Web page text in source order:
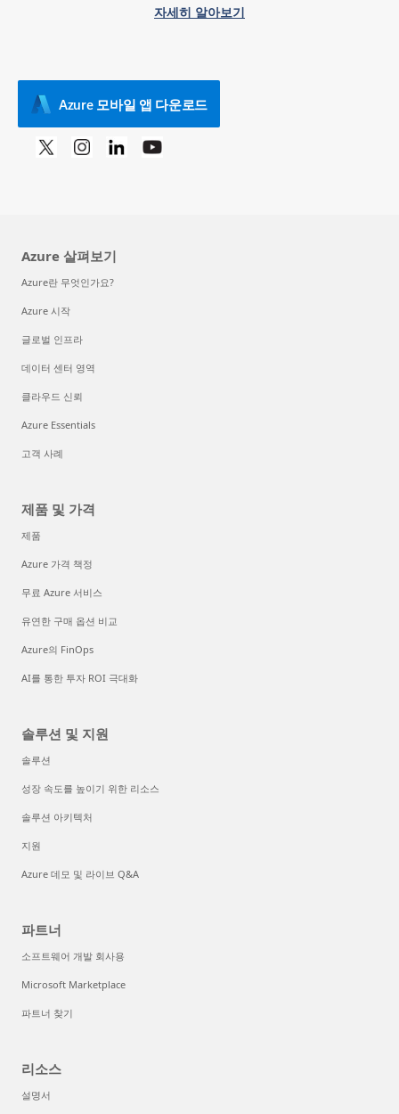
자세히 알아보기
Azure 모바일 앱 다운로드
Azure 살펴보기
Azure란 무엇인가요?
Azure 시작
글로벌 인프라
데이터 센터 영역
클라우드 신뢰
Azure Essentials
고객 사례
제품 및 가격
제품
Azure 가격 책정
무료 Azure 서비스
유연한 구매 옵션 비교
Azure의 FinOps
AI를 통한 투자 ROI 극대화
솔루션 및 지원
솔루션
성장 속도를 높이기 위한 리소스
솔루션 아키텍처
지원
Azure 데모 및 라이브 Q&A
파트너
소프트웨어 개발 회사용
Microsoft Marketplace
파트너 찾기
리소스
설명서